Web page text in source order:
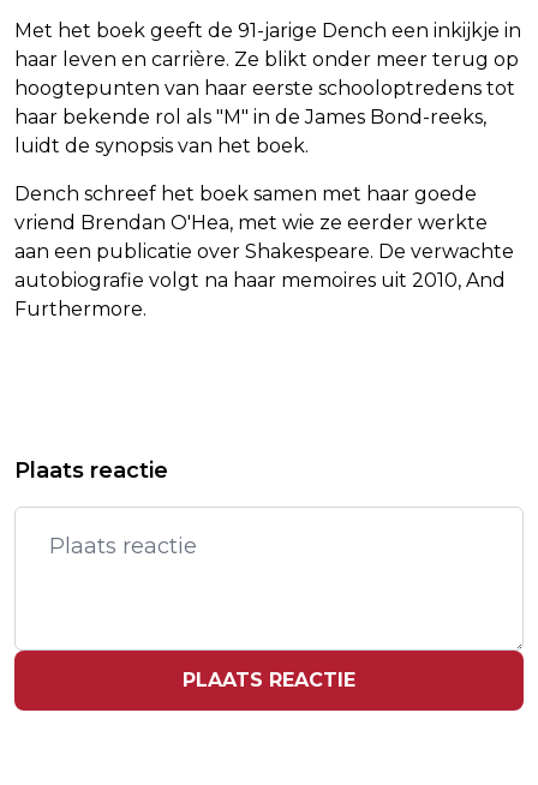
Met het boek geeft de 91-jarige Dench een inkijkje in
haar leven en carrière. Ze blikt onder meer terug op
hoogtepunten van haar eerste schooloptredens tot
haar bekende rol als "M" in de James Bond-reeks,
luidt de synopsis van het boek.
Dench schreef het boek samen met haar goede
vriend Brendan O'Hea, met wie ze eerder werkte
aan een publicatie over Shakespeare. De verwachte
autobiografie volgt na haar memoires uit 2010, And
Furthermore.
INDRUK OP KONING FILIP
BRAZILIAAN RODRYGO MIST WK DOOR
KRUISBANDBLESSURE
Plaats reactie
PLAATS REACTIE